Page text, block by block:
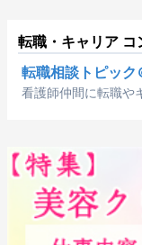
転職・キャリア
転職相談トピック
看護師仲間に転職や